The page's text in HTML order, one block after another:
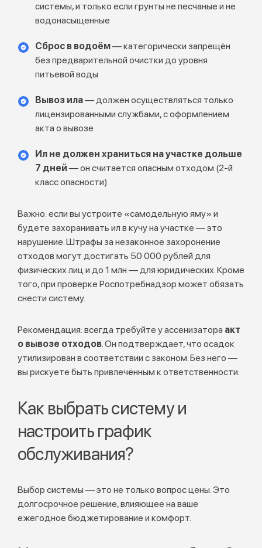
системы, и только если грунты не песчаные и не
водонасыщенные
Сброс в водоём— категорически запрещён
без предварительной очистки до уровня
питьевой воды
Вывоз ила— должен осуществляться только
лицензированными службами, с оформлением
акта о вывозе
Ил не должен храниться на участке дольше
7 дней — он считается опасным отходом (2-й
класс опасности)
Важно: если вы устроите «самодельную яму» и
будете захоранивать ил в кучу на участке — это
нарушение. Штрафы за незаконное захоронение
отходов могут достигать 50 000 рублей для
физических лиц и до 1 млн — для юридических. Кроме
того, при проверке Роспотребнадзор может обязать
снести систему.
Рекомендация: всегда требуйте у ассенизатора акт
о вывозе отходов. Он подтверждает, что осадок
утилизирован в соответствии с законом. Без него —
вы рискуете быть привлечённым к ответственности.
Как выбрать систему и
настроить график
обслуживания?
Выбор системы — это не только вопрос цены. Это
долгосрочное решение, влияющее на ваше
ежегодное бюджетирование и комфорт.